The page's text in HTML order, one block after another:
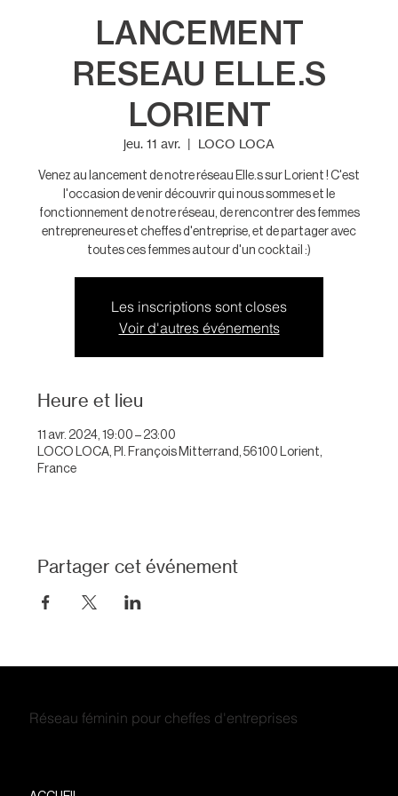
LANCEMENT
RESEAU ELLE.S
LORIENT
jeu. 11 avr.
  |
LOCO LOCA
Venez au lancement de notre réseau Elle.s sur Lorient ! C'est
l'occasion de venir découvrir qui nous sommes et le
fonctionnement de notre réseau, de rencontrer des femmes
entrepreneures et cheffes d'entreprise, et de partager avec
toutes ces femmes autour d'un cocktail :)
Les inscriptions sont closes
Voir d'autres événements
Heure et lieu
11 avr. 2024, 19:00 – 23:00
LOCO LOCA, Pl. François Mitterrand, 56100 Lorient,
France
Partager cet événement
Réseau féminin pour cheffes d'entreprises